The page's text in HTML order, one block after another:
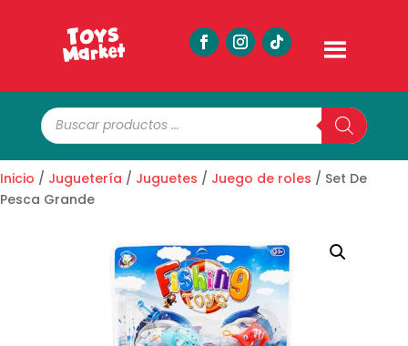
Búsqueda
de
productos
Inicio / Juguetería / Juguetes / Juego de roles / Set De
Pesca Grande